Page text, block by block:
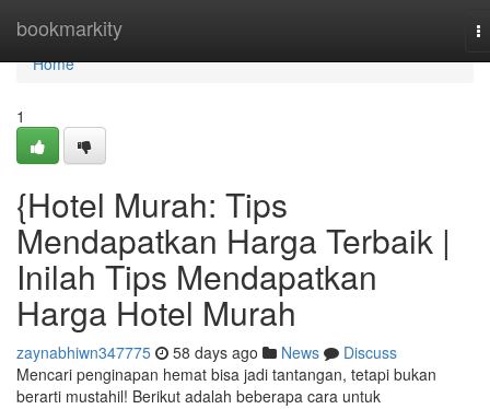
bookmarkity
Home
Home
1
{Hotel Murah: Tips
Mendapatkan Harga Terbaik |
Inilah Tips Mendapatkan
Harga Hotel Murah
zaynabhiwn347775 58 days ago News
Discuss
Mencari penginapan hemat bisa jadi tantangan, tetapi bukan
berarti mustahil! Berikut adalah beberapa cara untuk